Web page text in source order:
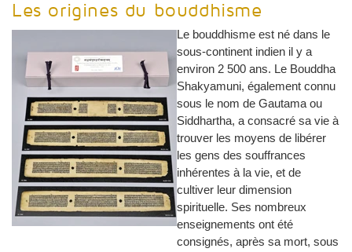
Les origines du bouddhisme
Le bouddhisme est né dans le
sous-continent indien il y a
environ 2 500 ans. Le Bouddha
Shakyamuni, également connu
sous le nom de Gautama ou
Siddhartha, a consacré sa vie à
trouver les moyens de libérer
les gens des souffrances
inhérentes à la vie, et de
cultiver leur dimension
spirituelle. Ses nombreux
enseignements ont été
consignés, après sa mort, sous